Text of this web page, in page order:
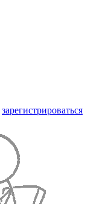
зарегистрироваться